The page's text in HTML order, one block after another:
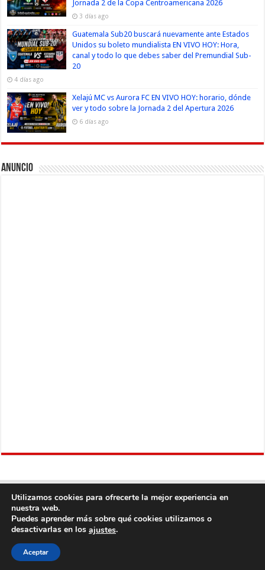
Jornada 2 de la Copa Centroamericana 2026
3 días ago
Guatemala Sub20 buscará nuevamente ante Estados
Unidos su boleto mundialista EN VIVO HOY: Hora,
canal y todo lo que debes saber del Premundial Sub-
20
4 días ago
Xelajú MC vs Aurora FC EN VIVO HOY: horario, dónde
ver y todo sobre la Jornada 2 del Apertura 2026
6 días ago
Anuncio
Copyright © 2013
Utilizamos cookies para ofrecerte la mejor experiencia en
nuestra web.
Puedes aprender más sobre qué cookies utilizamos o
desactivarlas en los ajustes.
Aceptar